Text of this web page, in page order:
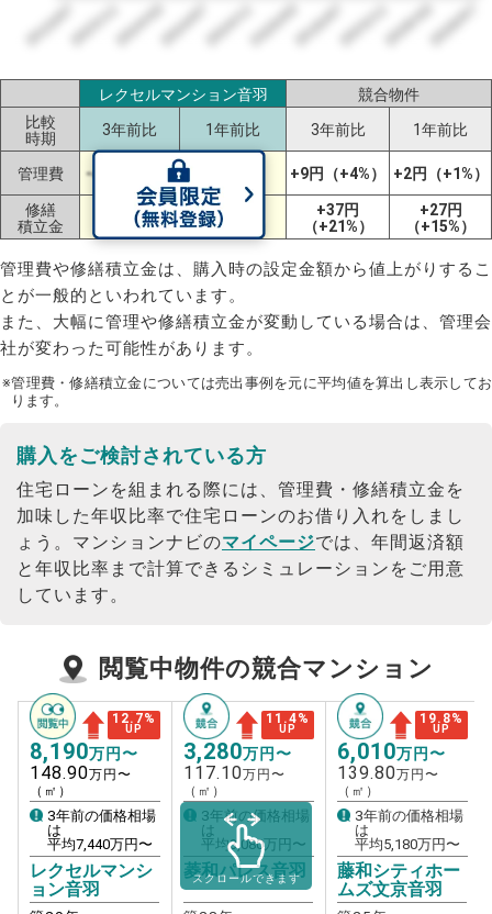
2023/072023/112024/032024/072024/112025/032025/072025/112026/032026/07
レクセルマンション音羽
競合物件
比較
時期
3年前比 1年前比 3年前比 1年前比
管理費 -4円（-1%）
（+23%）
+9円（+4%） +2円（+1%）
修繕
積立金
+132円
（+51%）
+246円
（+168%）
+37円
（+21%）
+27円
（+15%）
管理費や修繕積立金は、購入時の設定金額から値上がりするこ
とが一般的といわれています。
また、大幅に管理や修繕積立金が変動している場合は、管理会
社が変わった可能性があります。
※管理費・修繕積立金については売出事例を元に平均値を算出し表示してお
ります。
購入をご検討されている方
住宅ローンを組まれる際には、管理費・修繕積立金を
加味した年収比率で住宅ローンのお借り入れをしまし
ょう。 マンションナビのマイページでは、年間返済額
と年収比率まで計算できるシミュレーションをご用意
しています。
閲覧中物件の競合マンション
12.7%
UP
8,190万円〜
148.90万円〜
（㎡）
3年前の価格相場
は
平均7,440万円〜
レクセルマンシ
ョン音羽
11.4%
UP
3,280万円〜
117.10万円〜
（㎡）
3年前の価格相場
は
平均3,080万円〜
菱和パレス音羽
19.8%
UP
6,010万円〜
139.80万円〜
（㎡）
3年前の価格相場
は
平均5,180万円〜
藤和シティホー
ムズ文京音羽
スクロールできます